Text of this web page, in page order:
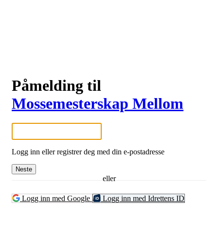
Påmelding til
Mossemesterskap Mellom
Logg inn eller registrer deg med din e-postadresse
Neste
eller
Logg inn med Google Logg inn med Idrettens ID